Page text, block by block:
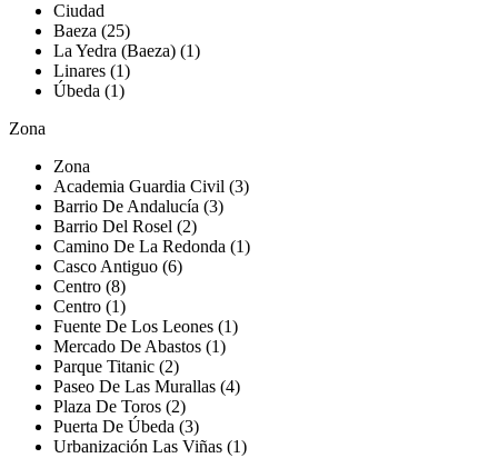
Ciudad
Baeza (25)
La Yedra (Baeza) (1)
Linares (1)
Úbeda (1)
Zona
Zona
Academia Guardia Civil (3)
Barrio De Andalucía (3)
Barrio Del Rosel (2)
Camino De La Redonda (1)
Casco Antiguo (6)
Centro (8)
Centro (1)
Fuente De Los Leones (1)
Mercado De Abastos (1)
Parque Titanic (2)
Paseo De Las Murallas (4)
Plaza De Toros (2)
Puerta De Úbeda (3)
Urbanización Las Viñas (1)